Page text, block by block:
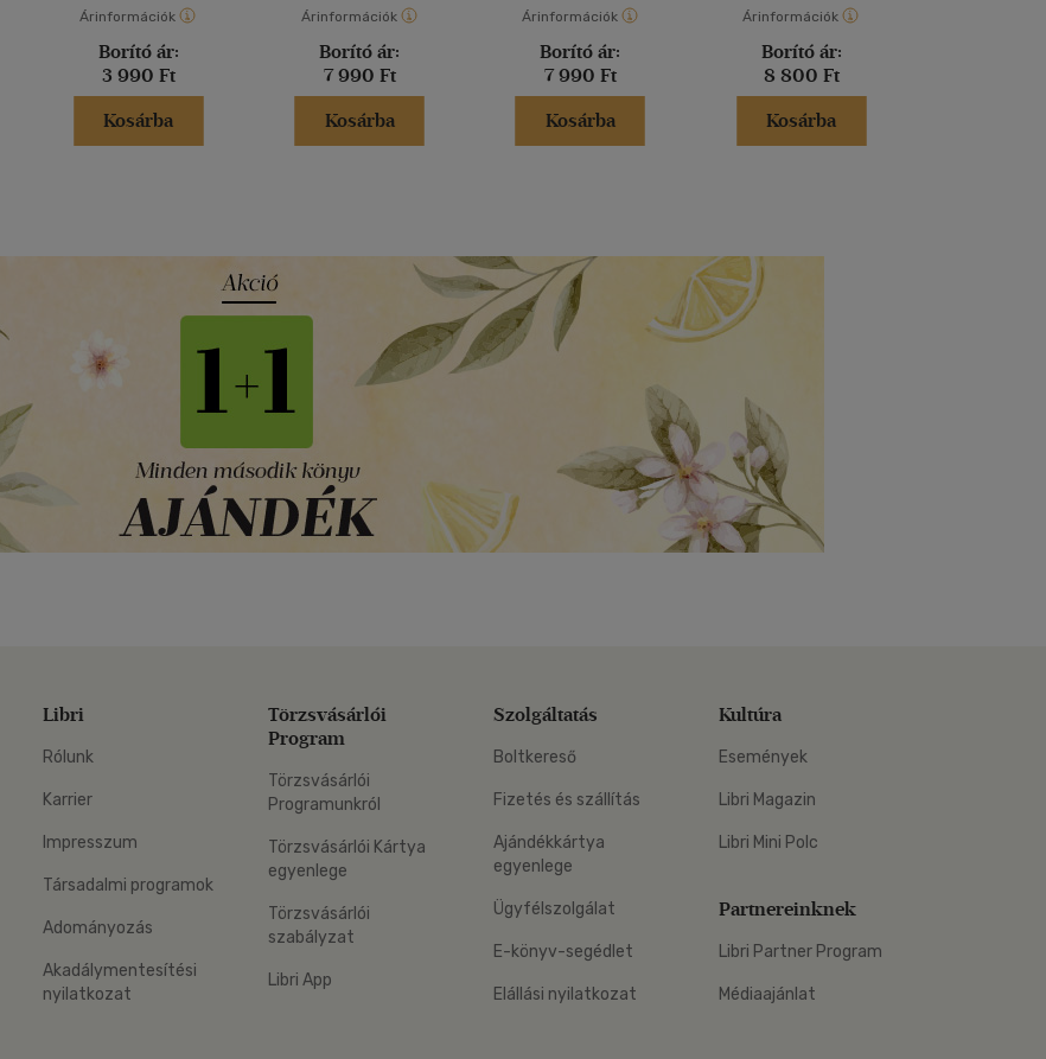
Árinformációk
Borító ár:
3 990 Ft
Kosárba
Árinformációk
Borító ár:
7 990 Ft
Kosárba
Árinformációk
Borító ár:
7 990 Ft
Kosárba
Árinformációk
Borító ár:
8 800 Ft
Kosárba
Libri
Rólunk
Karrier
Impresszum
Társadalmi programok
Adományozás
Akadálymentesítési
nyilatkozat
Törzsvásárlói
Program
Törzsvásárlói
Programunkról
Törzsvásárlói Kártya
egyenlege
Törzsvásárlói
szabályzat
Libri App
Szolgáltatás
Boltkereső
Fizetés és szállítás
Ajándékkártya
egyenlege
Ügyfélszolgálat
E-könyv-segédlet
Elállási nyilatkozat
Kultúra
Események
Libri Magazin
Libri Mini Polc
Partnereinknek
Libri Partner Program
Médiaajánlat